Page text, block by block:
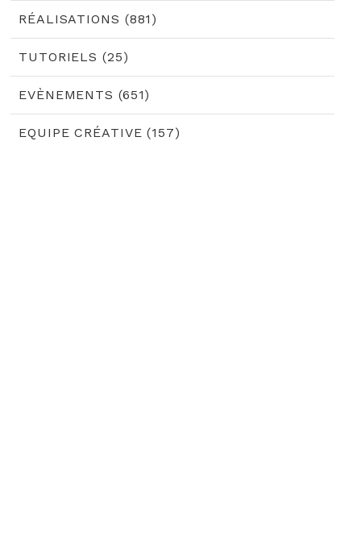
RÉALISATIONS (881)
TUTORIELS (25)
EVÈNEMENTS (651)
EQUIPE CRÉATIVE (157)